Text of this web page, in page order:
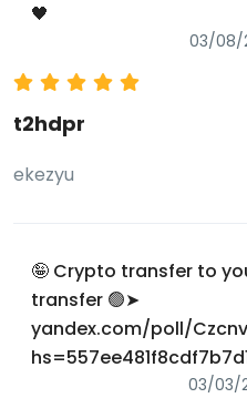
🖤
03/08/
t2hdpr
ekezyu
🤪 Crypto transfer to
transfer 🟢➤
yandex.com/poll/
03/03/